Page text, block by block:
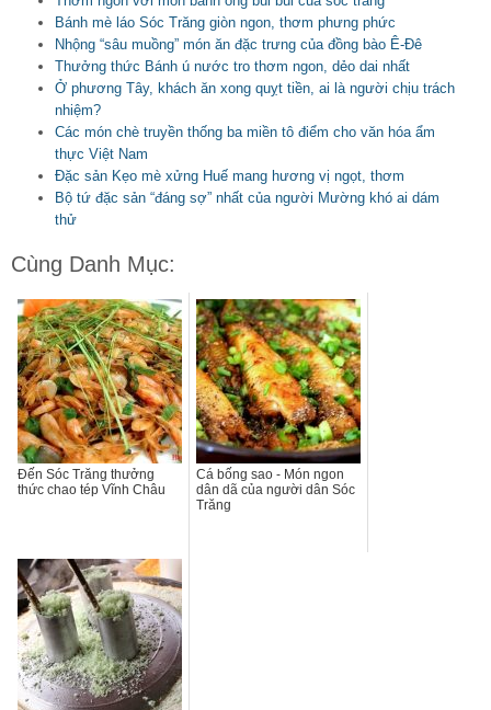
Bánh mè láo Sóc Trăng giòn ngon, thơm phưng phức
Nhộng “sâu muồng” món ăn đặc trưng của đồng bào Ê-Đê
Thưởng thức Bánh ú nước tro thơm ngon, dẻo dai nhất
Ở phương Tây, khách ăn xong quỵt tiền, ai là người chịu trách
nhiệm?
Các món chè truyền thống ba miền tô điểm cho văn hóa ẩm
thực Việt Nam
Đặc sản Kẹo mè xửng Huế mang hương vị ngọt, thơm
Bộ tứ đặc sản “đáng sợ” nhất của người Mường khó ai dám
thử
Cùng Danh Mục:
Đến Sóc Trăng thưởng
thức chao tép Vĩnh Châu
Cá bống sao - Món ngon
dân dã của người dân Sóc
Trăng